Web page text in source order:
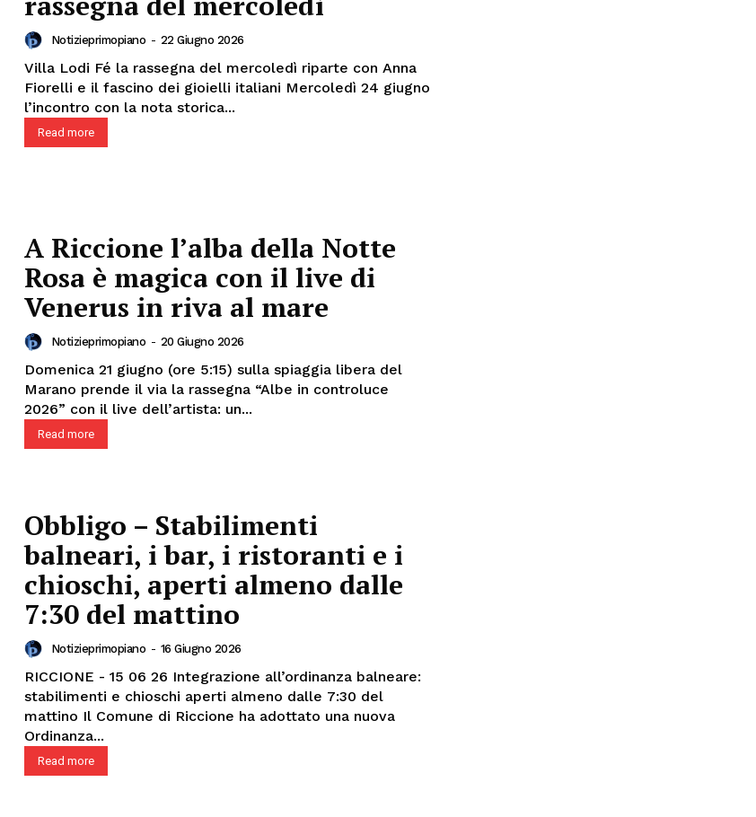
AREEINTERNE
Canale TV 70/80/90
CONTENUTI
ECONOMIA
Esclusive
Notizieprimopiano - 22 Giugno 2026
Villa Lodi Fé la rassegna del mercoledì riparte con Anna
Fiorelli e il fascino dei gioielli italiani Mercoledì 24 giugno
l’incontro con la nota storica...
Read more
A Riccione l’alba della Notte
Rosa è magica con il live di
Venerus in riva al mare
Notizieprimopiano - 20 Giugno 2026
Domenica 21 giugno (ore 5:15) sulla spiaggia libera del
Marano prende il via la rassegna “Albe in controluce
2026” con il live dell’artista: un...
Read more
Obbligo – Stabilimenti
balneari, i bar, i ristoranti e i
chioschi, aperti almeno dalle
7:30 del mattino
Notizieprimopiano - 16 Giugno 2026
RICCIONE - 15 06 26 Integrazione all’ordinanza balneare:
stabilimenti e chioschi aperti almeno dalle 7:30 del
mattino Il Comune di Riccione ha adottato una nuova
Ordinanza...
Read more